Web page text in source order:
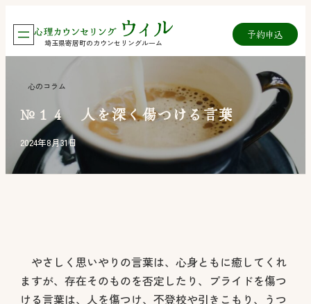
を
埼玉県寄居町のカウンセリングルーム
予約申込
心のコラム
№１４ 人を深く傷つける言葉
2024年8月31日
やさしく思いやりの言葉は、心身ともに癒してくれ
ますが、存在そのものを否定したり、プライドを傷つ
ける言葉は、人を傷つけ、不登校や引きこもり、うつ